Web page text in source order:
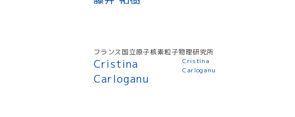
フランス国立原子核素粒子物理研究所
Cristina
Carloganu
Cristina
Carloganu